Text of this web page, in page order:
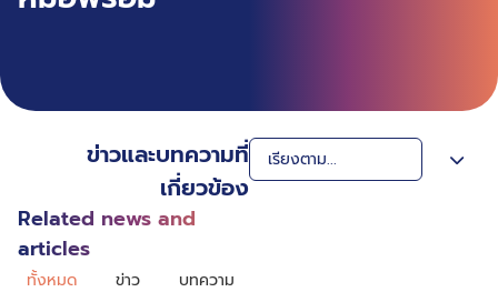
ข่าวและบทความที่
เกี่ยวข้อง
Related news and
articles
ทั้งหมด ข่าว บทความ